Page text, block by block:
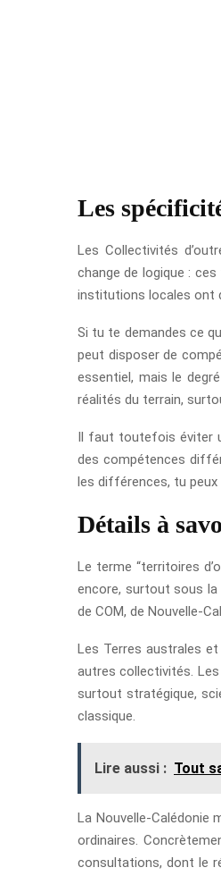
Les
Les Collectivités
change de logique :
institutions locales ont
Si tu te demandes ce
peut disposer de
essentiel, mais le
réalités du terrain,
Il faut toutefois éviter
des compétences
les différences, tu peux
Détails à
Le terme “territoires
encore, surtout sous la
de COM, de Nouvelle-
Les Terres australes
autres collectivités.
surtout stratégique,
classique.
Lire aussi : Tout
La Nouvelle-Calédonie
ordinaires.
consultations, dont le